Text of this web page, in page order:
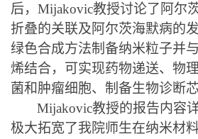
后， Mijakovic教授讨论了阿尔
折叠的关联及阿尔茨海默病的
绿色合成方法制备纳米粒子并
烯结合，可实现药物递送、物
菌和肿瘤细胞、制备生物诊断芯
Mijakovic教授的报告内容
极大拓宽了我院师生在纳米材